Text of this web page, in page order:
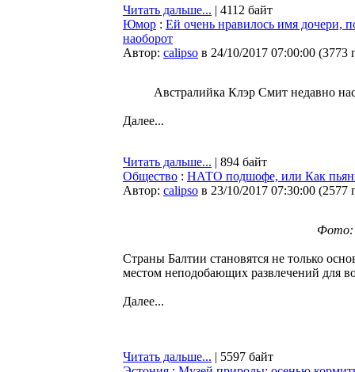
Читать дальше... | 4112 байт
Юмор : Ей очень нравилось имя дочери,
наоборот
Автор: calipso в 24/10/2017 07:00:00 (3773
Австралийка Клэр Смит недавно
Далее...
Читать дальше... | 894 байт
Общество : НАТО подшофе, или Как
Автор: calipso в 23/10/2017 07:30:00 (2577
Фото:
Страны Балтии становятся не только
местом неподобающих развлечений для
Далее...
Читать дальше... | 5597 байт